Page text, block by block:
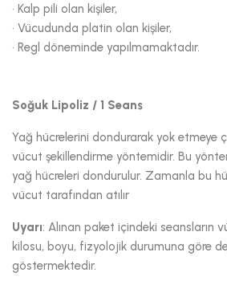
• Kalp pili olan kişiler,
• Vücudunda platin olan kişiler,
• Regl döneminde yapılmamaktadır.
Soğuk Lipoliz / 1 Seans
Yağ hücrelerini dondurarak yok etmeye
vücut şekillendirme yöntemidir. Bu
yağ hücreleri dondurulur. Zamanla bu
vücut tarafından atılır
Uyarı: Alınan paket içindeki seansların
kilosu, boyu, fizyolojik durumuna göre
göstermektedir.